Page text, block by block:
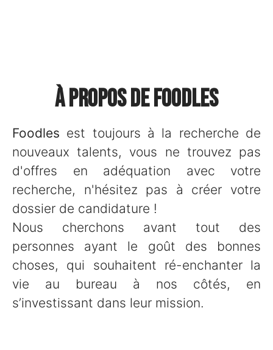
À propos de Foodles
Foodles est toujours à la recherche de
nouveaux talents, vous ne trouvez pas
d'offres en adéquation avec votre
recherche, n'hésitez pas à créer votre
dossier de candidature !
Nous cherchons avant tout des
personnes ayant le goût des bonnes
choses, qui souhaitent ré-enchanter la
vie au bureau à nos côtés, en
s’investissant dans leur mission.